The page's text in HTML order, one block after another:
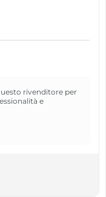
rivenditore per
e